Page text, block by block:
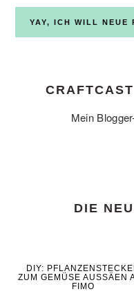
Mein
DIE
DIY:
ZUM GEMÜSE AUSSÄEN
FIMO